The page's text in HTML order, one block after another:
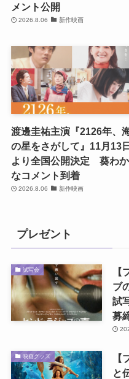
メント公開
2026.8.06 新作映画
渡邊圭祐主演『2126年、
の星をさがして』11月13日
より全国公開決定 葵わか
なコメント到着
2026.8.06 新作映画
プレゼント
試写会
ブ
試
募
映画グッズ
と